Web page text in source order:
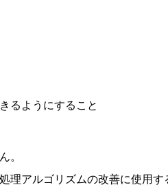
るようにすること
。
アルゴリズムの改善に使用